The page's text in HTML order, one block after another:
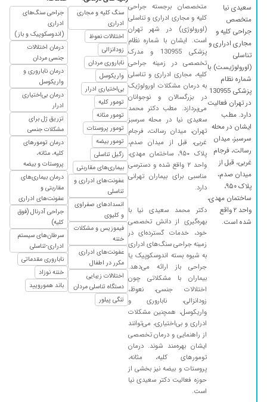
برخورد و نحوه معاینه شون خوب بود
سلام برای کلیه هام پیش دکتر میرم بسیار مودب
تشخیص خوب خیلی راضی هستم و بهترم
۱۴۰۳/۱۱/۰۵
عالی خیلی عالی ۱۴۰۴/۰۳/۲۴
مشکل کلیوی و اورولوژی داشتم که واقعا نتیجه
گرفتم و خوب شدم دکتر بسیار حاذق و مهربان خیلی
خیلی ممنونم
۱۴۰۴/۱۱/۱۶
بسیار مهربان و مسئولیت پذیر، بچه من رو جراحی
تنگی مجرا کردن و بسیار حاذق هستن
۱۴۰۵/۰۲/۱۲
معاینه کامل، متشخص ، سوالات کلیدی، بر اساس
چکاب و آزمایش و سونو یا اسکن
۱۴۰۵/۰۳/۱۶
دکتر خوبی هستن ۱۴۰۲/۰۱/۲۸
عالی با شخصیت و متخصص ۱۴۰۴/۰۵/۲۰
خوب بود میشه گفت خوب بود
با سلام. در تشخیص عالی هستند.بسیار خوش
اخلاق و مریض را کاملا معاینه می کنندو متعهد
هستند.
۱۴۰۴/۱۲/۰۵
سلام فعلا تحت درمان هستم ولی پزشک خوبی
هستند
۱۴۰۴/۰۵/۱۱
من مشکل مثانه.داشتم درحال درمانم وکمی بهترم
دکتربسیارخوش اخلاق ومعطلی کم
عفونت ادراری
جهت ویزیت اولیه
بیسار خوش برخورد و حرفه ای بودند و برای
توضیح مسائل بسیار وقت گذاشتن
سعیدی نیا
متخصص
جراحی کلیه و
مجاری ادراری و
تناسلی
(اورولوژیست) با
شماره نظام
پزشکی 130955
در تهران فعالیت
دارد. مطب
ایشان در محله
سرسبز، میدان
رسالت، فرجام
غربی، قبل از
میدان صدم،
پلاک ۹۵۰،
ساختمان مهدی،
واحد ۲ واقع
شده است.
متخصصان برجسته جراحی
کلیه و مجاری ادراری و تناسلی
(اورولوژی) در شهر تهران
است. ایشان با شماره نظام
پزشکی 130955 و مدرک
تخصصی در زمینه جراحی
کلیه، مجاری ادراری و تناسلی
به درمان مشکلات اورولوژیک
در بزرگسالان و نوجوانان
می‌پردازد. مطب دکتر محمد
سعیدی نیا در محله سرسبز
تهران، میدان رسالت، فرجام
غربی، قبل از میدان صدم،
پلاک ۹۵۰، ساختمان مهدی،
واحد ۲ واقع شده و دسترسی
مناسبی برای بیماران تهرانی
دارد.
دکتر محمد سعیدی نیا با
بهره‌گیری از دانش تخصصی
خود، خدمات گسترده‌ای در
زمینه جراحی سنگ‌های ادراری
به شیوه بسته اندوسکوپیک یا
جراحی باز ارائه می‌دهد.
بیماران با مشکلاتی چون
اختلالات جنسی، نعوظ،
زودانزالی، ناباروری و
واریکوسل، همچنین مشکلات
ادراری و بی‌اختیاری، می‌توانند
از راهنمایی و درمان تخصصی
ایشان بهره‌مند شوند. درمان
تومورهای کلیه، مثانه،
پروستات و بیضه نیز بخشی از
حوزه فعالیت دکتر سعیدی نیا
است.
سنگ کلیه و مجاری
ادراری
اختلالات نعوظ
زودانزالی
ناباروری مردان
واریکوسل
بی‌اختیاری ادرار
تومور کلیه
تومور مثانه
تومور پروستات
تومور بیضه
زگیل تناسلی
بیماری‌های مقاربتی
عفونت‌های ادراری و
تناسلی
انسدادهای صفراوی
و کلیوی
فیموزیس و مشکلات
ختنه
عفونت‌های ادراری
مکرر در اطفال
اختلالات زیبایی
دستگاه تناسلی مردان
تنگی پیلور
جراحی سنگ‌های
ادراری
(اندوسکوپیک و باز)
درمان اختلالات
جنسی مردان
درمان ناباروری و
واریکوسل
درمان بی‌اختیاری
ادرار
تزریق ژل برای
مشکلات جنسی
درمان تومورهای
کلیه، مثانه،
پروستات و بیضه
درمان بیماری‌های
مقاربتی و
عفونت‌های ادراری
جراحی آدرنال (فوق
کلیه)
سرطان‌های سیستم
ادراری-تناسلی
ناباروری مقدماتی
ختنه نوزاد
باند همورویید